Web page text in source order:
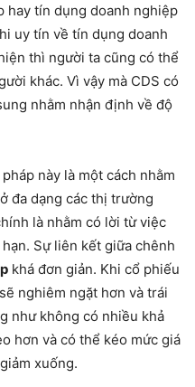
hay tín dụng doanh nghiệp
uy tín về tín dụng doanh
thì người ta cũng có thể
khác. Vì vậy mà CDS có
nhằm nhận định về độ
này là một cách nhằm
đa dạng các thị trường
là nhằm có lời từ việc
Sự liên kết giữa chênh
khá đơn giản. Khi cổ phiếu
nghiêm ngặt hơn và trái
như không có nhiều khả
hơn và có thể kéo mức giá
xuống.